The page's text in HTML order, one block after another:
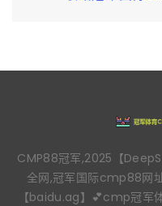
CMP88冠军,2025【
全网,冠军国际cmp88网
【baidu.ag】💕cmp冠军